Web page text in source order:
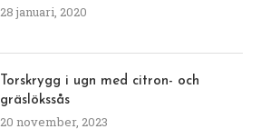
28 januari, 2020
Torskrygg i ugn med citron- och
gräslökssås
20 november, 2023